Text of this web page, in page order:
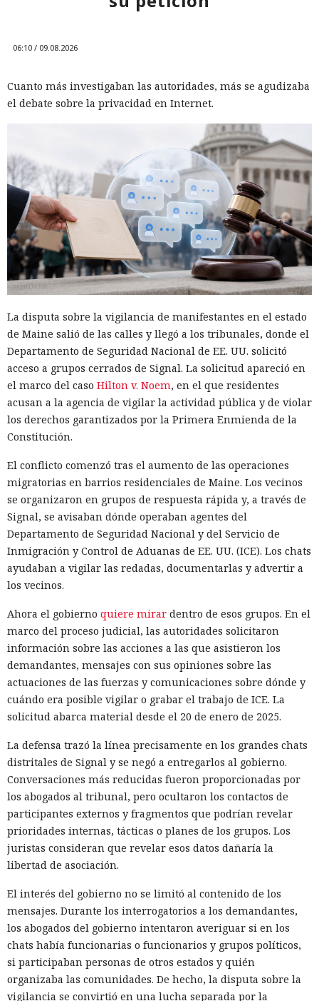
06:10 / 09.08.2026
Cuanto más investigaban las autoridades, más se agudizaba
el debate sobre la privacidad en Internet.
La disputa sobre la vigilancia de manifestantes en el estado
de Maine salió de las calles y llegó a los tribunales, donde el
Departamento de Seguridad Nacional de EE. UU. solicitó
acceso a grupos cerrados de Signal. La solicitud apareció en
el marco del caso Hilton v. Noem, en el que residentes
acusan a la agencia de vigilar la actividad pública y de violar
los derechos garantizados por la Primera Enmienda de la
Constitución.
El conflicto comenzó tras el aumento de las operaciones
migratorias en barrios residenciales de Maine. Los vecinos
se organizaron en grupos de respuesta rápida y, a través de
Signal, se avisaban dónde operaban agentes del
Departamento de Seguridad Nacional y del Servicio de
Inmigración y Control de Aduanas de EE. UU. (ICE). Los chats
ayudaban a vigilar las redadas, documentarlas y advertir a
los vecinos.
Ahora el gobierno quiere mirar dentro de esos grupos. En el
marco del proceso judicial, las autoridades solicitaron
información sobre las acciones a las que asistieron los
demandantes, mensajes con sus opiniones sobre las
actuaciones de las fuerzas y comunicaciones sobre dónde y
cuándo era posible vigilar o grabar el trabajo de ICE. La
solicitud abarca material desde el 20 de enero de 2025.
La defensa trazó la línea precisamente en los grandes chats
distritales de Signal y se negó a entregarlos al gobierno.
Conversaciones más reducidas fueron proporcionadas por
los abogados al tribunal, pero ocultaron los contactos de
participantes externos y fragmentos que podrían revelar
prioridades internas, tácticas o planes de los grupos. Los
juristas consideran que revelar esos datos dañaría la
libertad de asociación.
El interés del gobierno no se limitó al contenido de los
mensajes. Durante los interrogatorios a los demandantes,
los abogados del gobierno intentaron averiguar si en los
chats había funcionarias o funcionarios y grupos políticos,
si participaban personas de otros estados y quién
organizaba las comunidades. De hecho, la disputa sobre la
vigilancia se convirtió en una lucha separada por la